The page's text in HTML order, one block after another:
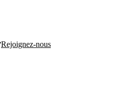
Rejoignez-nous